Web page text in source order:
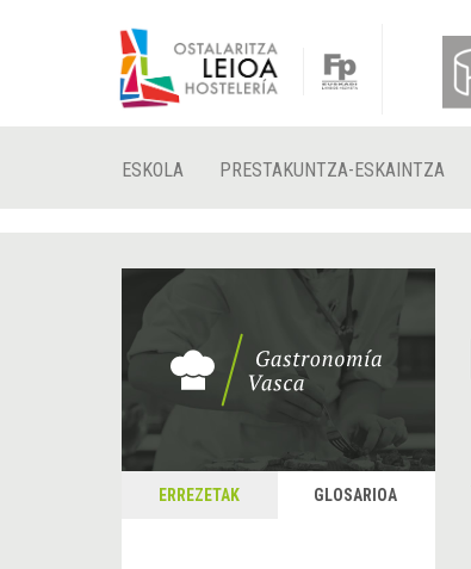
ESKOLA PRESTAKUNTZA-ESKAINTZA
ERREZETAK GLOSARIOA